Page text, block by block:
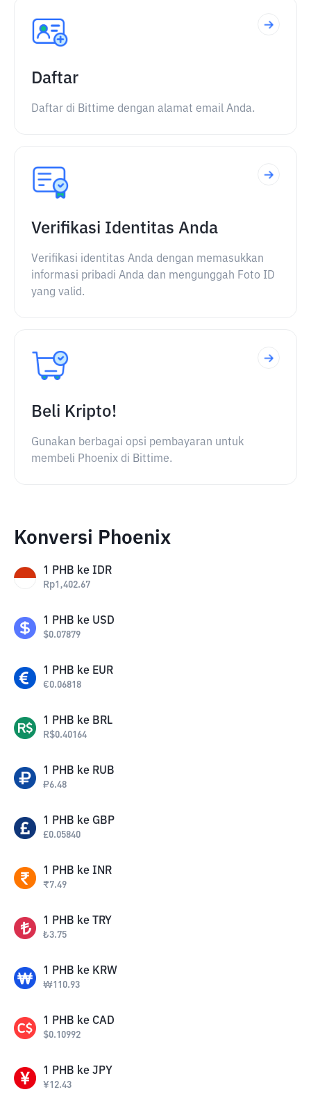
Daftar
Daftar di Bittime dengan alamat email Anda.
Verifikasi Identitas Anda
Verifikasi identitas Anda dengan memasukkan
informasi pribadi Anda dan mengunggah Foto ID
yang valid.
Beli Kripto!
Gunakan berbagai opsi pembayaran untuk
membeli Phoenix di Bittime.
Konversi Phoenix
1 PHB ke IDR
Rp1,402.67
1 PHB ke USD
$0.07879
1 PHB ke EUR
€0.06818
1 PHB ke BRL
R$0.40164
1 PHB ke RUB
₽6.48
1 PHB ke GBP
£0.05840
1 PHB ke INR
₹7.49
1 PHB ke TRY
₺3.75
1 PHB ke KRW
₩110.93
1 PHB ke CAD
$0.10992
1 PHB ke JPY
¥12.43